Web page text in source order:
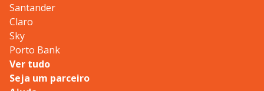
Santander
Claro
Sky
Porto Bank
Ver tudo
Seja um parceiro